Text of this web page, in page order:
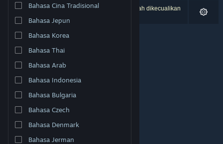
Ubah bahasa
Dapatkan Steam Mobile App
Lihat laman web desktop
Bahasa Cina Tradisional
Bahasa Jepun
Bahasa Korea
Bahasa Thai
Bahasa Arab
Bahasa Indonesia
Bahasa Bulgaria
Bahasa Czech
Bahasa Denmark
Bahasa Jerman
0 hasil sepadan dengan carian anda. 5 tajuk telah dikecualikan
berdasarkan pilihan anda.